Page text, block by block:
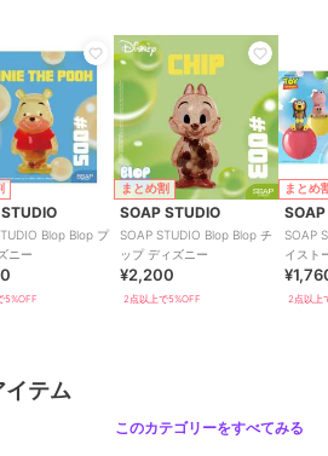
Blop Blop プ
ニー
5%OFF
まとめ割
SOAP STUDIO
SOAP STUDIO Blop Blop チ
ップ ディズニー
¥2,200
2点以上で5%OFF
まとめ
SOAP
イスト
ギュア
2点以上
イテム
このカテゴリーをすべてみる